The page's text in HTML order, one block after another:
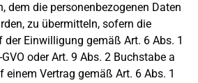
dem die personenbezogenen Daten
zu übermitteln, sofern die
der Einwilligung gemäß Art. 6 Abs. 1
oder Art. 9 Abs. 2 Buchstabe a
einem Vertrag gemäß Art. 6 Abs. 1